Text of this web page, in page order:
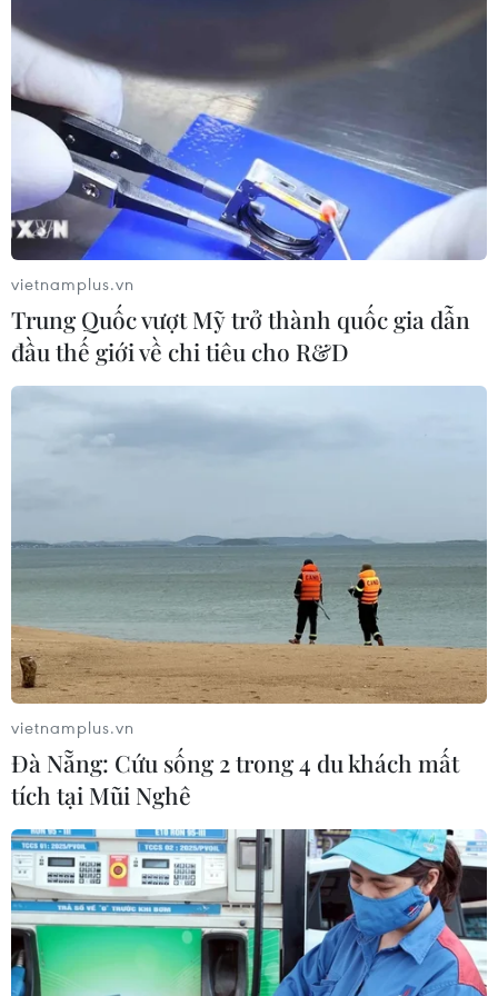
Hà Nội: Người dân ngồi kín sân
chùa Phúc Khánh trong lễ Vu Lan báo hiếu
kinh, niệm Phật hướng về cội nguồn.
vietnamplus.vn
Trung Quốc vượt Mỹ trở thành quốc gia dẫn
đầu thế giới về chi tiêu cho R&D
vietnamplus.vn
Đà Nẵng: Cứu sống 2 trong 4 du khách mất
tích tại Mũi Nghê